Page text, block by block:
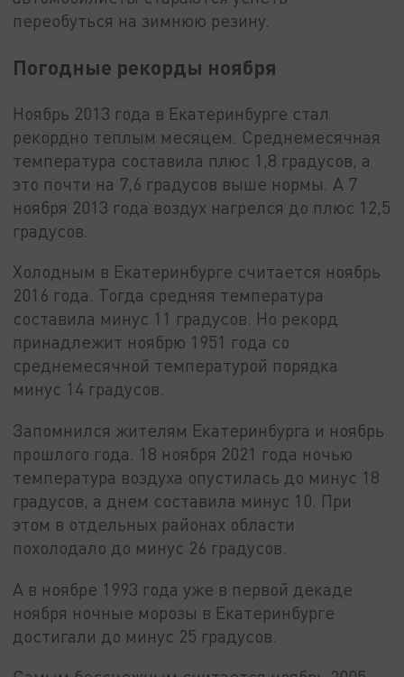
переобуться на зимнюю резину.
Погодные рекорды ноября
Ноябрь 2013 года в Екатеринбурге стал
рекордно теплым месяцем. Среднемесячная
температура составила плюс 1,8 градусов, а
это почти на 7,6 градусов выше нормы. А 7
ноября 2013 года воздух нагрелся до плюс 12,5
градусов.
Холодным в Екатеринбурге считается ноябрь
2016 года. Тогда средняя температура
составила минус 11 градусов. Но рекорд
принадлежит ноябрю 1951 года со
среднемесячной температурой порядка
минус 14 градусов.
Запомнился жителям Екатеринбурга и ноябрь
прошлого года. 18 ноября 2021 года ночью
температура воздуха опустилась до минус 18
градусов, а днем составила минус 10. При
этом в отдельных районах области
похолодало до минус 26 градусов.
А в ноябре 1993 года уже в первой декаде
ноября ночные морозы в Екатеринбурге
достигали до минус 25 градусов.